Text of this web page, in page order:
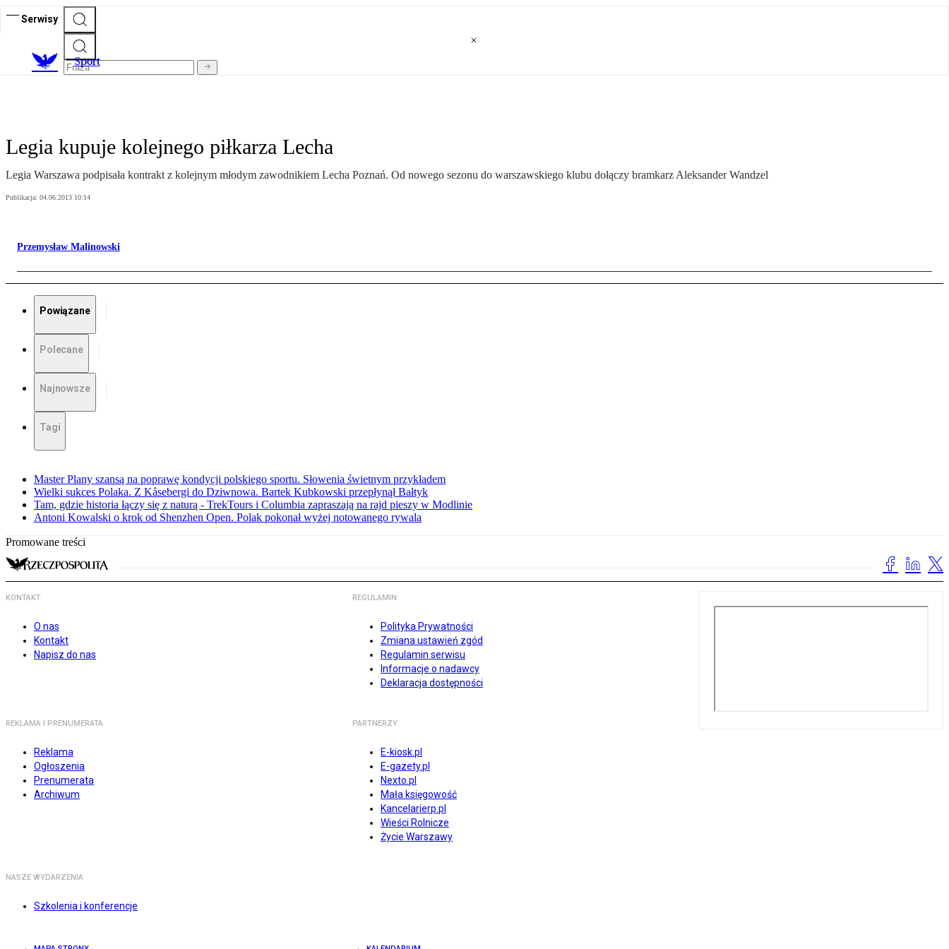
Serwisy
Sport
Legia kupuje kolejnego piłkarza Lecha
Legia Warszawa podpisała kontrakt z kolejnym młodym zawodnikiem Lecha Poznań. Od nowego sezonu do warszawskiego klubu dołączy bramkarz Aleksander Wandzel
Publikacja: 04.06.2013 10:14
Przemysław Malinowski
Powiązane
Polecane
Najnowsze
Tagi
Master Plany szansą na poprawę kondycji polskiego sportu. Słowenia świetnym przykładem
Wielki sukces Polaka. Z Kåsebergi do Dziwnowa. Bartek Kubkowski przepłynął Bałtyk
Tam, gdzie historia łączy się z naturą - TrekTours i Columbia zapraszają na rajd pieszy w Modlinie
Antoni Kowalski o krok od Shenzhen Open. Polak pokonał wyżej notowanego rywala
Promowane treści
KONTAKT
O nas
Kontakt
Napisz do nas
REGULAMIN
Polityka Prywatności
Zmiana ustawień zgód
Regulamin serwisu
Informacje o nadawcy
Deklaracja dostępności
REKLAMA I PRENUMERATA
Reklama
Ogłoszenia
Prenumerata
Archiwum
PARTNERZY
E-kiosk.pl
E-gazety.pl
Nexto.pl
Mała księgowość
Kancelarierp.pl
Wieści Rolnicze
Życie Warszawy
NASZE WYDARZENIA
Szkolenia i konferencje